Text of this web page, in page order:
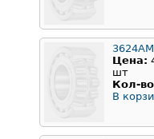
Цена:
шт
Кол-
В